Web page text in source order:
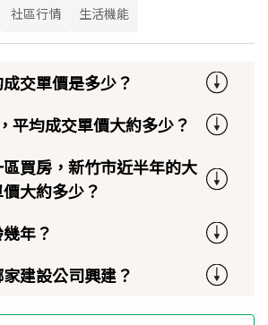
社區行情 生活機能
交單價是多少？
平均成交單價大約多少？
買房，新竹市近半年的大
大約多少？
年？
建設公司興建？